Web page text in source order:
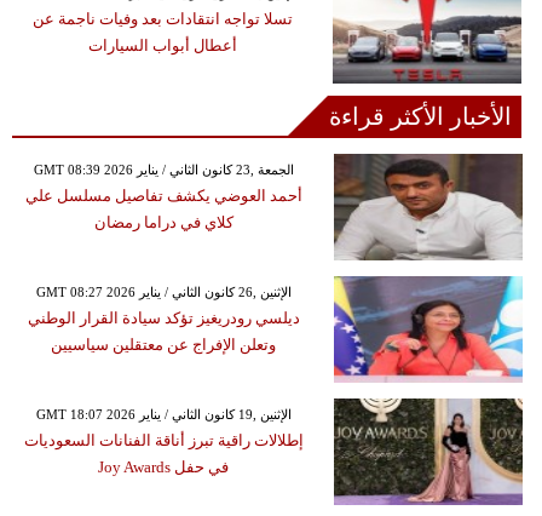
تسلا تواجه انتقادات بعد وفيات ناجمة عن
أعطال أبواب السيارات
الأخبار الأكثر قراءة
GMT 08:39 2026 الجمعة ,23 كانون الثاني / يناير
أحمد العوضي يكشف تفاصيل مسلسل علي
كلاي في دراما رمضان
GMT 08:27 2026 الإثنين ,26 كانون الثاني / يناير
ديلسي رودريغيز تؤكد سيادة القرار الوطني
وتعلن الإفراج عن معتقلين سياسيين
GMT 18:07 2026 الإثنين ,19 كانون الثاني / يناير
إطلالات راقية تبرز أناقة الفنانات السعوديات
في حفل Joy Awards